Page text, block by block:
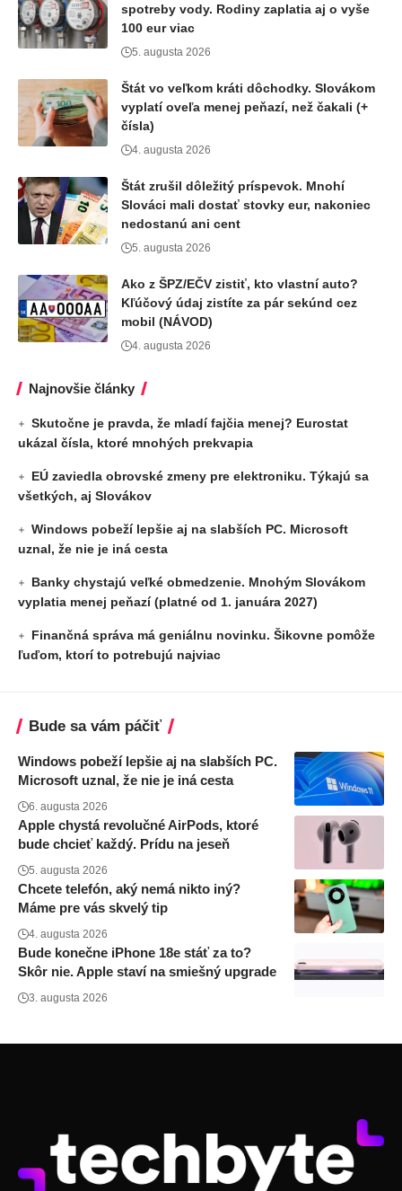
spotreby vody. Rodiny zaplatia aj o vyše
100 eur viac
5. augusta 2026
Štát vo veľkom kráti dôchodky. Slovákom
vyplatí oveľa menej peňazí, než čakali (+
čísla)
4. augusta 2026
Štát zrušil dôležitý príspevok. Mnohí
Slováci mali dostať stovky eur, nakoniec
nedostanú ani cent
5. augusta 2026
Ako z ŠPZ/EČV zistiť, kto vlastní auto?
Kľúčový údaj zistíte za pár sekúnd cez
mobil (NÁVOD)
4. augusta 2026
Najnovšie články
Skutočne je pravda, že mladí fajčia menej? Eurostat
ukázal čísla, ktoré mnohých prekvapia
EÚ zaviedla obrovské zmeny pre elektroniku. Týkajú sa
všetkých, aj Slovákov
Windows pobeží lepšie aj na slabších PC. Microsoft
uznal, že nie je iná cesta
Banky chystajú veľké obmedzenie. Mnohým Slovákom
vyplatia menej peňazí (platné od 1. januára 2027)
Finančná správa má geniálnu novinku. Šikovne pomôže
ľuďom, ktorí to potrebujú najviac
Bude sa vám páčiť
Windows pobeží lepšie aj na slabších PC.
Microsoft uznal, že nie je iná cesta
6. augusta 2026
Apple chystá revolučné AirPods, ktoré
bude chcieť každý. Prídu na jeseň
5. augusta 2026
Chcete telefón, aký nemá nikto iný?
Máme pre vás skvelý tip
4. augusta 2026
Bude konečne iPhone 18e stáť za to?
Skôr nie. Apple staví na smiešný upgrade
3. augusta 2026